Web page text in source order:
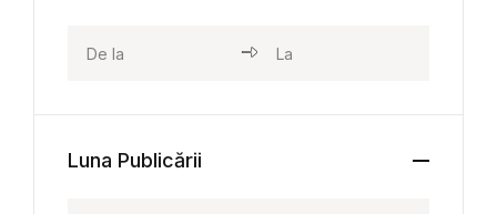
Luna Publicării